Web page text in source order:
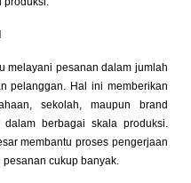
melayani pesanan dalam jumlah
pelanggan. Hal ini memberikan
sekolah, maupun brand
berbagai skala produksi.
membantu proses pengerjaan
cukup banyak.